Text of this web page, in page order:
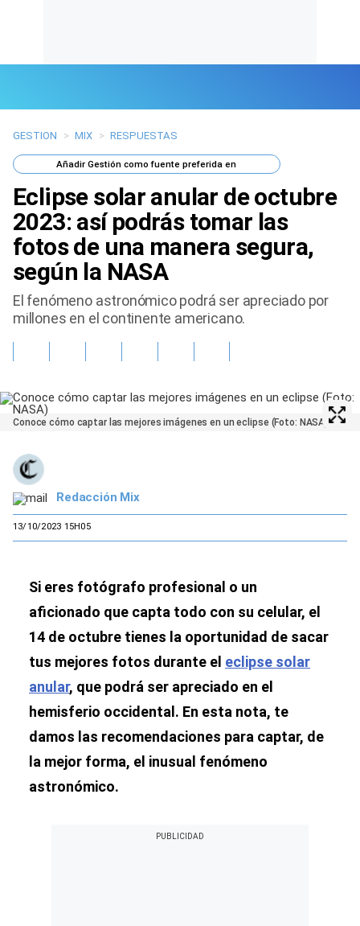
Últimas Noticias
Mi Bolsillo
Respuestas
Gente
Vida Laboral
Tendencias Mix
GESTION > MIX > RESPUESTAS
AñadirGestión como fuente preferida en
Eclipse solar anular de octubre
2023: así podrás tomar las
fotos de una manera segura,
según la NASA
El fenómeno astronómico podrá ser apreciado por
millones en el continente americano.
Conoce cómo captar las mejores imágenes en un eclipse (Foto: NASA)
Redacción Mix
13/10/2023 15H05
Si eres fotógrafo profesional o un
aficionado que capta todo con su celular, el
14 de octubre tienes la oportunidad de sacar
tus mejores fotos durante el eclipse solar
anular, que podrá ser apreciado en el
hemisferio occidental. En esta nota, te
damos las recomendaciones para captar, de
la mejor forma, el inusual fenómeno
astronómico.